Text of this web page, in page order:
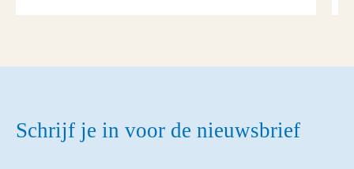
Schrijf je in voor de nieuwsbrief